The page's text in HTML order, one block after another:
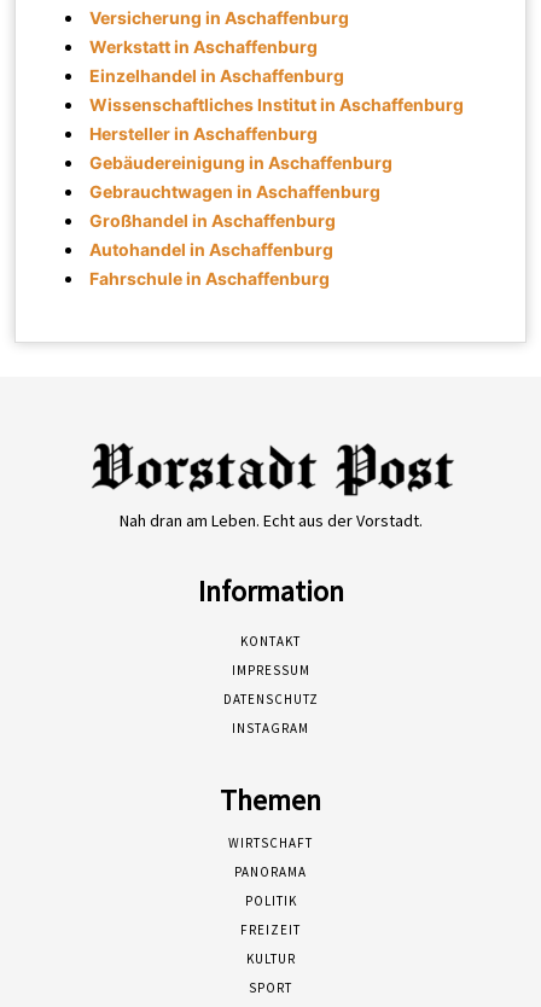
Versicherung in Aschaffenburg
Werkstatt in Aschaffenburg
Einzelhandel in Aschaffenburg
Wissenschaftliches Institut in Aschaffenburg
Hersteller in Aschaffenburg
Gebäudereinigung in Aschaffenburg
Gebrauchtwagen in Aschaffenburg
Großhandel in Aschaffenburg
Autohandel in Aschaffenburg
Fahrschule in Aschaffenburg
Nah dran am Leben. Echt aus der Vorstadt.
Information
KONTAKT
IMPRESSUM
DATENSCHUTZ
INSTAGRAM
Themen
WIRTSCHAFT
PANORAMA
POLITIK
FREIZEIT
KULTUR
SPORT